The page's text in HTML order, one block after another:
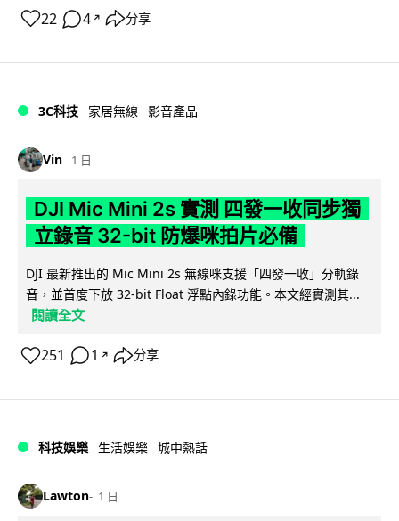
22 4 ↗ 分享
3C科技 家居無線 影音產品
Vin 1 日
DJI Mic Mini 2s 實測 四發一收同步獨
立錄音 32-bit 防爆咪拍片必備
DJI 最新推出的 Mic Mini 2s 無線咪支援「四發一收」分軌錄
音，並首度下放 32-bit Float 浮點內錄功能。本文經實測其...
閱讀全文
251 1 ↗ 分享
科技娛樂 生活娛樂 城中熱話
Lawton 1 日